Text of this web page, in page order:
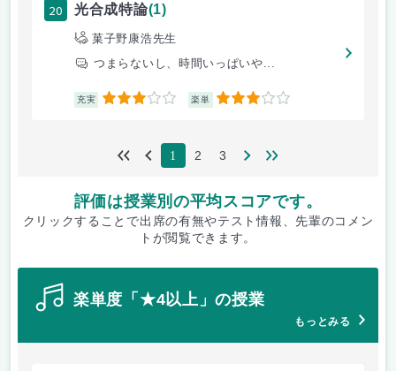
20 光合成特論(1)
菓子野康浩先生
つまらないし、時間いっぱいや...
充実 3 楽単 3
1 2 3
評価は授業別の平均スコアです。
クリックすることで出席の有無やテスト情報、先輩のコメン
トが閲覧できます。
楽単度「★4以上」の授業
もっとみる